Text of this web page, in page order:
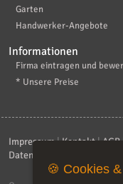
Garten
Handwerker-Angebote
Informationen
Firma eintragen und
* Unsere Preise
Impressum|Kontakt|AGB
Datenschutzerklärung
🍪 Cookies